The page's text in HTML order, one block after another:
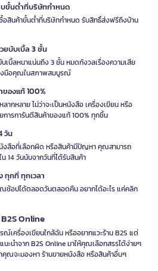
บขั้นต่ำที่บริษัทกำหนด
สินค้าขั้นต่ำที่บริษัทกำหนด รับสิทธิ์ส่งฟรีถึงบ้าน
ยบับเบิ้ล 3 ชั้น
เบิ้ลหนาแน่นถึง 3 ชั้น หมดกังวลเรื่องความเสีย
งมือคุณในสภาพสมบูรณ์
องแท้ 100%
ากหลาย ไม่ว่าจะเป็นหนังสือ เครื่องเขียน หรือ
การการันตีสินค้าของแท้ 100% ทุกชิ้น
วัน
นังสือที่เลือกผิด หรือสินค้ามีปัญหา คุณสามารถ
14 วันนับจากวันที่ได้รับสินค้า
ทุกที่ ทุกเวลา
ช้อปได้ตลอดวันตลอดคืน อยากได้อะไร แค่คลิก
Online
ณ์เครื่องเขียนใกล้ฉัน หรืออยากแวะร้าน B2S แต่
นะนำจาก B2S Online มาให้คุณเลือกสรรได้ง่ายๆ
ณจะมองหา ร้านขายหนังสือ หรือสินค้าอื่นๆ